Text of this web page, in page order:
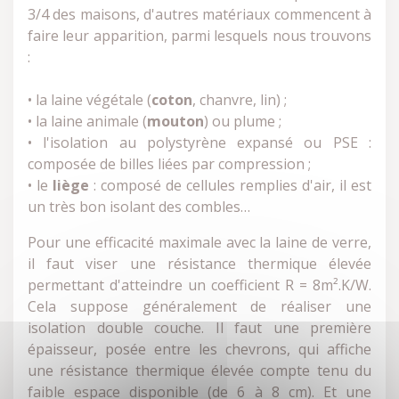
3/4 des maisons, d'autres matériaux commencent à
faire leur apparition, parmi lesquels nous trouvons
:
• la laine végétale (coton, chanvre, lin) ;
• la laine animale (mouton) ou plume ;
• l'isolation au polystyrène expansé ou PSE :
composée de billes liées par compression ;
• le liège : composé de cellules remplies d'air, il est
un très bon isolant des combles…
Pour une efficacité maximale avec la laine de verre,
il faut viser une résistance thermique élevée
permettant d'atteindre un coefficient R = 8m².K/W.
Cela suppose généralement de réaliser une
isolation double couche. Il faut une première
épaisseur, posée entre les chevrons, qui affiche
une résistance thermique élevée compte tenu du
faible espace disponible (de 6 à 8 cm). Et une